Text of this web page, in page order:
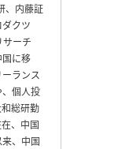
、内藤証
クツ
サーチ
国に移
ランス
個人投
総研勤
、中国
、中国